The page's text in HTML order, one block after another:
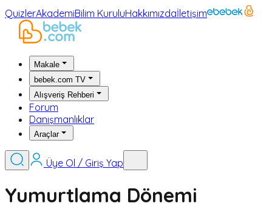
QuizlerAkademiBilim KuruluHakkımızdaİletişim
Makale
bebek.com TV
Alışveriş Rehberi
Forum
Danışmanlıklar
Araçlar
Üye Ol / Giriş Yap
Yumurtlama Dönemi